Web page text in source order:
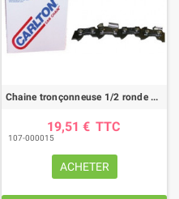
Chaine tronçonneuse 1/2 ronde CARLTON / pas .325"/ jauge .050"/ 64 maillons
19,51 € TTC
107-000015
ACHETER